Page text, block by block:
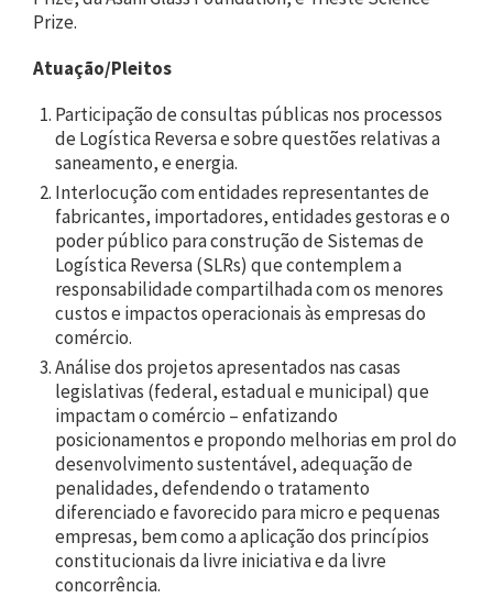
Prize.
Atuação/Pleitos
Participação de consultas públicas nos processos
de Logística Reversa e sobre questões relativas a
saneamento, e energia.
Interlocução com entidades representantes de
fabricantes, importadores, entidades gestoras e o
poder público para construção de Sistemas de
Logística Reversa (SLRs) que contemplem a
responsabilidade compartilhada com os menores
custos e impactos operacionais às empresas do
comércio.
Análise dos projetos apresentados nas casas
legislativas (federal, estadual e municipal) que
impactam o comércio – enfatizando
posicionamentos e propondo melhorias em prol do
desenvolvimento sustentável, adequação de
penalidades, defendendo o tratamento
diferenciado e favorecido para micro e pequenas
empresas, bem como a aplicação dos princípios
constitucionais da livre iniciativa e da livre
concorrência.